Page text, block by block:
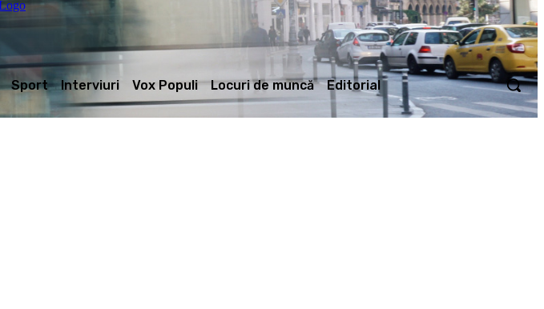
Sport Interviuri Vox Populi Locuri de muncă Editorial